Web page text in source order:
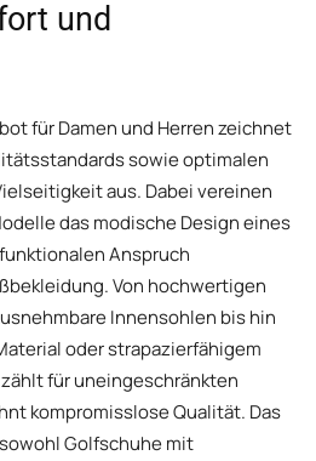
und
für Damen und Herren zeichnet
sowie optimalen
aus. Dabei vereinen
das modische Design eines
Anspruch
Von hochwertigen
Innensohlen bis hin
oder strapazierfähigem
für uneingeschränkten
kompromisslose Qualität. Das
Golfschuhe mit